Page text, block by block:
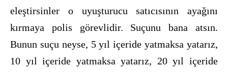
eleştirsinler o uyuşturucu satıcısının ayağını
kırmaya polis görevlidir. Suçunu bana atsın.
Bunun suçu neyse, 5 yıl içeride yatmaksa yatarız,
10 yıl içeride yatmaksa yatarız, 20 yıl içeride